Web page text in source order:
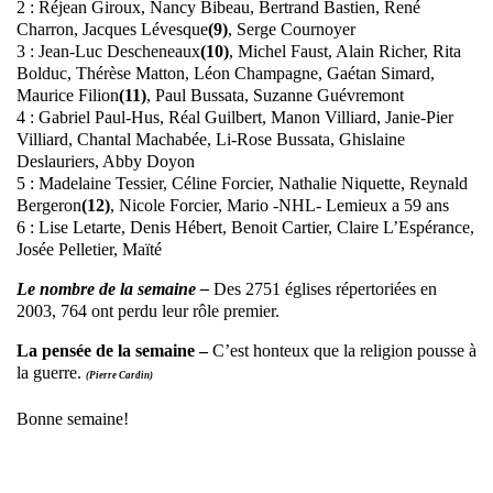
2 : Réjean Giroux, Nancy Bibeau, Bertrand Bastien, René
Charron, Jacques Lévesque(9), Serge Cournoyer
3 : Jean-Luc Descheneaux(10), Michel Faust, Alain Richer, Rita
Bolduc, Thérèse Matton, Léon Champagne, Gaétan Simard,
Maurice Filion(11), Paul Bussata, Suzanne Guévremont
4 : Gabriel Paul-Hus, Réal Guilbert, Manon Villiard, Janie-Pier
Villiard, Chantal Machabée, Li-Rose Bussata, Ghislaine
Deslauriers, Abby Doyon
5 : Madelaine Tessier, Céline Forcier, Nathalie Niquette, Reynald
Bergeron(12), Nicole Forcier, Mario -NHL- Lemieux a 59 ans
6 : Lise Letarte, Denis Hébert, Benoit Cartier, Claire L’Espérance,
Josée Pelletier, Maïté
Le nombre de la semaine – Des 2751 églises répertoriées en
2003, 764 ont perdu leur rôle premier.
La pensée de la semaine –C’est honteux que la religion pousse à
la guerre. (Pierre Cardin)
Bonne semaine!